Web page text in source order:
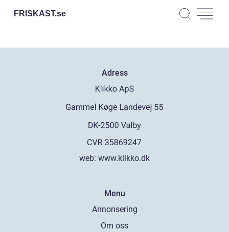
FRISKAST.se
Adress
web: www.klikko.dk
Menu
Annonsering
Om oss